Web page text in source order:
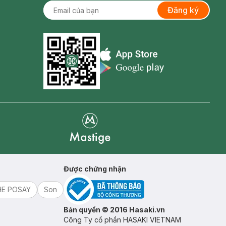
Đăng ký
Appstore icon
POSAY
Son
Được chứng nhận
Bản quyền © 2016 Hasaki.vn
Công Ty cổ phần HASAKI VIETNAM